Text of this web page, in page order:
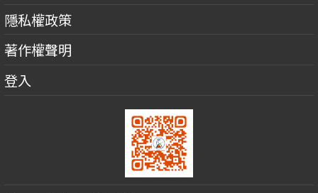
隱私權政策
著作權聲明
登入